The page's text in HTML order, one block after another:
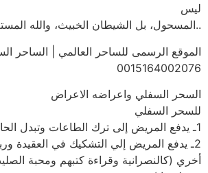
ليس
..المسحول، بل الشيطان الخبيث، والله
الموقع الرسمى للساحر العالمي | الساحر
0015164002076
السحر السفلي واعراضه الاعراض
للسحر السفلي
1ـ يدفع المريض إلى ترك الطاعات وتبدل الحال إلى المعاصي
2ـ يدفع المريض إلي التشكيك في العقيدة
أخري (كالنصرانية وقراءة كتبهم ومحبة الصليب